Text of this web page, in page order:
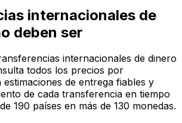
internacionales de
deben ser
internacionales de dinero
todos los precios por
de entrega fiables y
de cada transferencia en tiempo
190 países en más de 130 monedas.